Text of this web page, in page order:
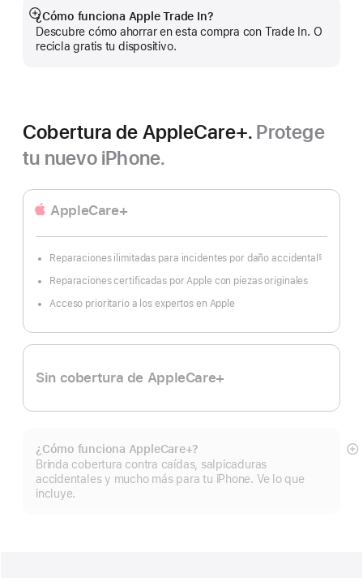
¿Cómo funciona Apple Trade In?
Descubre cómo ahorrar en esta compra con Trade In. O
recicla gratis tu dispositivo.
Mostrar
más
Cobertura de AppleCare+. Protege
tu nuevo iPhone.
AppleCare+
Reparaciones ilimitadas para incidentes por daño accidental
Nota
pie
§
Reparaciones certificadas por Apple con piezas originales
Acceso prioritario a los expertos en Apple
Sin cobertura de AppleCare+
¿Cómo funciona AppleCare+?
Brinda cobertura contra caídas, salpicaduras
accidentales y mucho más para tu iPhone. Ve lo que
incluye.